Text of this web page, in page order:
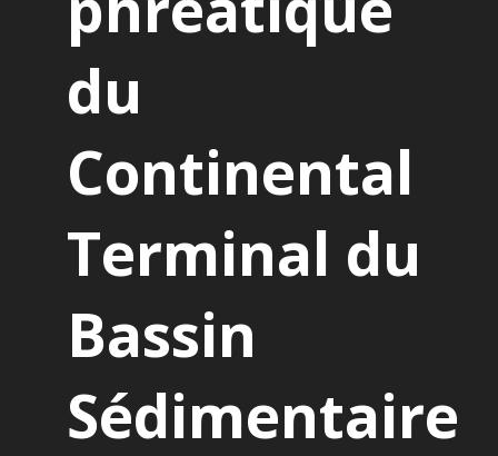
du
Continental
Terminal du
Bassin
Sédimentaire